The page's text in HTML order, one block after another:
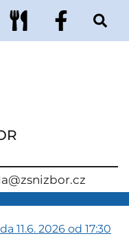
11.6. 2026 od 17:30